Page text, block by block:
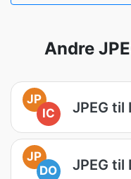
Andre
JP
IC
JPEG til
JP
DO
JPEG til